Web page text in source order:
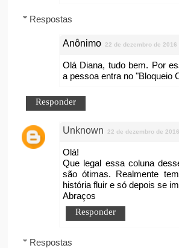
Respostas
Anônimo 22 de dezembro de 2016
Olá Diana, tudo bem. Por
a pessoa entra no "Bloqueio
Responder
Unknown 22 de dezembro de
Olá!
Que legal essa coluna
são ótimas. Realmente
história fluir e só depois se
Abraços
Responder
Respostas